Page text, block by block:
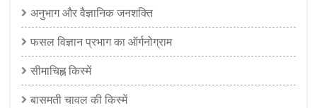
अनुभाग और वैज्ञानिक जनशक्ति
फसल विज्ञान प्रभाग का ऑर्गनोग्राम
सीमाचिह्न किस्में
बासमती चावल की किस्में